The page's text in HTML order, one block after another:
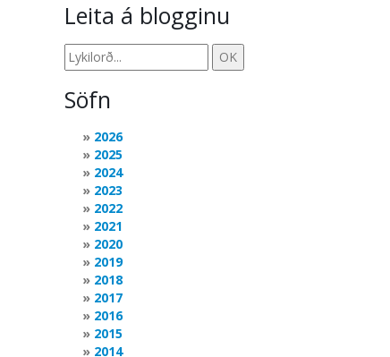
Leita á blogginu
Söfn
2026
2025
2024
2023
2022
2021
2020
2019
2018
2017
2016
2015
2014